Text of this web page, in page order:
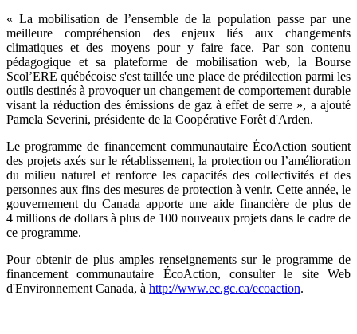
« La mobilisation de l’ensemble de la population passe par une
meilleure compréhension des enjeux liés aux changements
climatiques et des moyens pour y faire face. Par son contenu
pédagogique et sa plateforme de mobilisation web, la Bourse
Scol’ERE québécoise s'est taillée une place de prédilection parmi les
outils destinés à provoquer un changement de comportement durable
visant la réduction des émissions de gaz à effet de serre », a ajouté
Pamela Severini, présidente de la Coopérative Forêt d'Arden.
Le programme de financement communautaire ÉcoAction soutient
des projets axés sur le rétablissement, la protection ou l’amélioration
du milieu naturel et renforce les capacités des collectivités et des
personnes aux fins des mesures de protection à venir. Cette année, le
gouvernement du Canada apporte une aide financière de plus de
4 millions de dollars à plus de 100 nouveaux projets dans le cadre de
ce programme.
Pour obtenir de plus amples renseignements sur le programme de
financement communautaire ÉcoAction, consulter le site Web
d'Environnement Canada, à http://www.ec.gc.ca/ecoaction.